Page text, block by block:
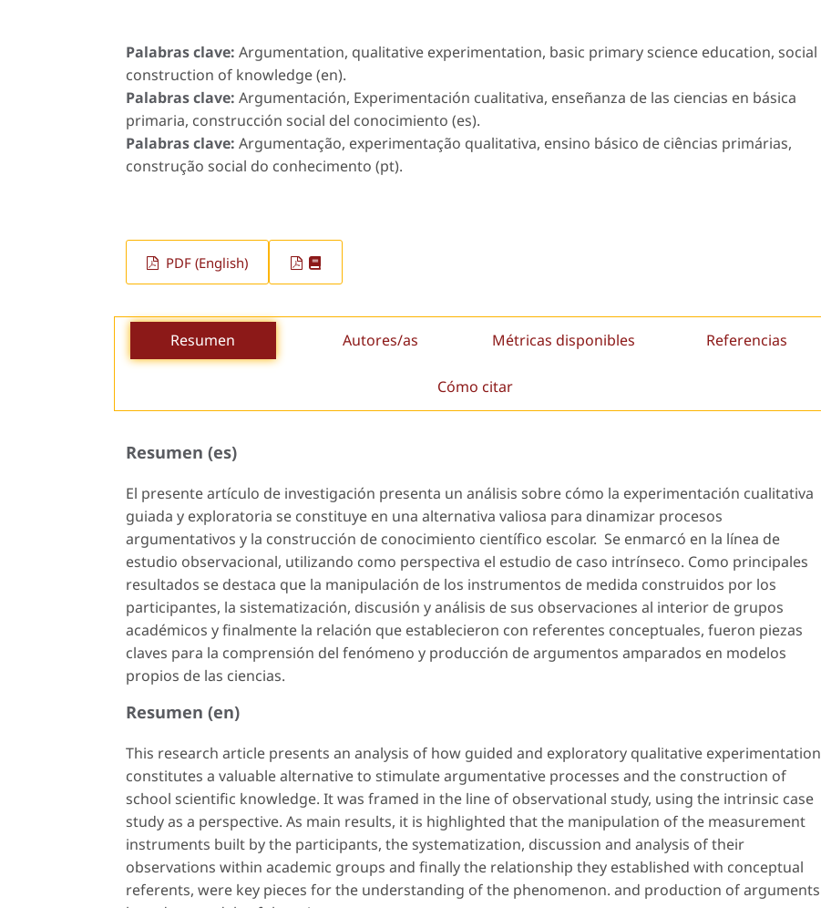
Palabras clave: Argumentation, qualitative experimentation, basic primary science education, social
construction of knowledge (en).
Palabras clave: Argumentación, Experimentación cualitativa, enseñanza de las ciencias en básica
primaria, construcción social del conocimiento (es).
Palabras clave: Argumentação, experimentação qualitativa, ensino básico de ciências primárias,
construção social do conhecimento (pt).
PDF (English)
Resumen Autores/as Métricas disponibles Referencias
Cómo citar
Resumen (es)
El presente artículo de investigación presenta un análisis sobre cómo la experimentación cualitativa
guiada y exploratoria se constituye en una alternativa valiosa para dinamizar procesos
argumentativos y la construcción de conocimiento científico escolar. Se enmarcó en la línea de
estudio observacional, utilizando como perspectiva el estudio de caso intrínseco. Como principales
resultados se destaca que la manipulación de los instrumentos de medida construidos por los
participantes, la sistematización, discusión y análisis de sus observaciones al interior de grupos
académicos y finalmente la relación que establecieron con referentes conceptuales, fueron piezas
claves para la comprensión del fenómeno y producción de argumentos amparados en modelos
propios de las ciencias.
Resumen (en)
This research article presents an analysis of how guided and exploratory qualitative experimentation
constitutes a valuable alternative to stimulate argumentative processes and the construction of
school scientific knowledge. It was framed in the line of observational study, using the intrinsic case
study as a perspective. As main results, it is highlighted that the manipulation of the measurement
instruments built by the participants, the systematization, discussion and analysis of their
observations within academic groups and finally the relationship they established with conceptual
referents, were key pieces for the understanding of the phenomenon. and production of arguments